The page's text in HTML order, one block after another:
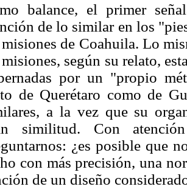
balance, el primer
de lo similar en los
de Coahuila. Lo
según su relato,
por un "propio
de Querétaro como de
a la vez que su
similitud. Con
¿es posible que
con más precisión, una
de un diseño